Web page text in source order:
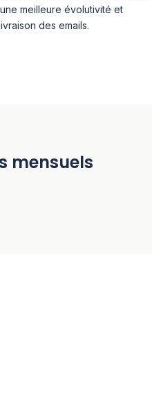
meilleure évolutivité et
des emails.
mensuels